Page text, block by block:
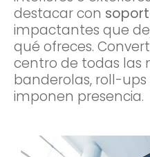
destacar con
impactantes que
qué ofreces.
centro de todas las
banderolas, roll-
imponen presencia.